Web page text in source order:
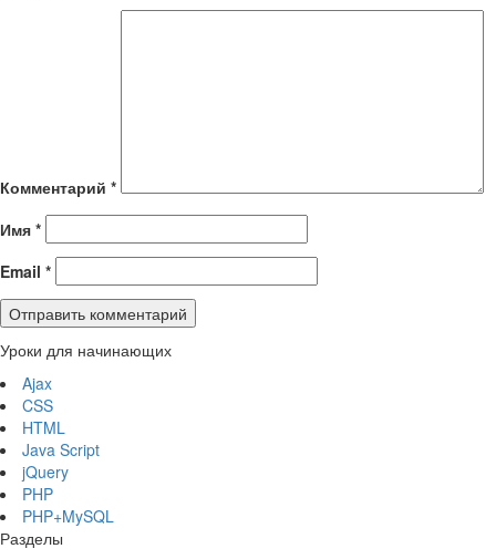
Комментарий *
Имя *
Email *
Уроки для начинающих
Ajax
CSS
HTML
Java Script
jQuery
PHP
PHP+MySQL
Разделы